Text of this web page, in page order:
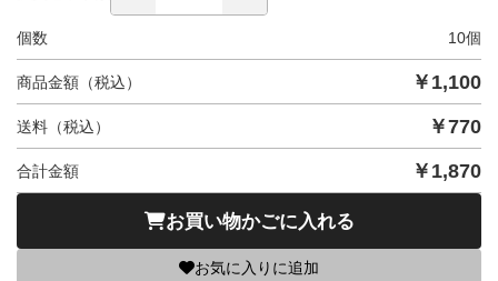
個数 10個
商品金額（税込） ￥ 1,100
送料（税込） ￥770
合計金額 ￥ 1,870
お買い物かごに入れる
お気に入りに追加